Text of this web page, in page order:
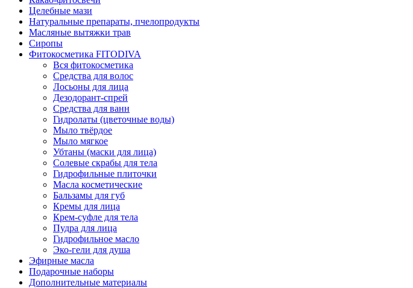
Целебные мази
Натуральные препараты, пчелопродукты
Масляные вытяжки трав
Сиропы
Фитокосметика FITODIVA
Вся фитокосметика
Средства для волос
Лосьоны для лица
Дезодорант-спрей
Средства для ванн
Гидролаты (цветочные воды)
Мыло твёрдое
Мыло мягкое
Убтаны (маски для лица)
Солевые скрабы для тела
Гидрофильные плиточки
Масла косметические
Бальзамы для губ
Кремы для лица
Крем-суфле для тела
Пудра для лица
Гидрофильное масло
Эко-гели для душа
Эфирные масла
Подарочные наборы
Дополнительные материалы